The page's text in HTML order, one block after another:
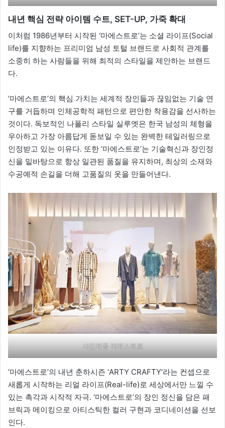
내년 핵심 전략 아이템 수트, SET-UP, 가죽 확대
이처럼 1986년부터 시작된 ‘마에스트로’는 소셜 라이프(Social
life)를 지향하는 프리미엄 남성 토털 브랜드로 사회적 관계를
소중히 하는 사람들을 위해 최적의 스타일을 제안하는 브랜드
다.
‘마에스트로’의 핵심 가치는 세계적 장인들과 끊임없는 기술 연
구를 거듭하며 인체공학적 패턴으로 편안한 착용감을 선사하는
것이다. 독보적인 나폴리 스타일 실루엣은 한국 남성의 체형을
우아하고 가장 아름답게 돋보일 수 있는 완벽한 테일러링으로
인정받고 있는 이유다. 또한 ‘마에스트로’는 기술혁신과 장인정
신을 밑바탕으로 항상 일관된 품질을 유지하며, 최상의 소재와
수공예적 손길을 더해 고품질의 옷을 만들어낸다.
사진제공 마에스트로
‘마에스트로’의 내년 춘하시즌 ‘ARTY CRAFTY’라는 컨셉으로
새롭게 시작하는 리얼 라이프(Real-life)로 세상에서만 느낄 수
있는 촉각과 시작적 자극. ‘마에스트로’의 장인 정신을 담은 패
브릭과 메이킹으로 아티스틱한 컬러 구현과 코디네이션을 선보
인다.